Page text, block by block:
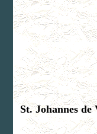
St. Johannes de